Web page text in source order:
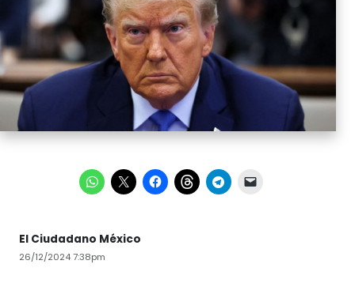
El Ciudadano México
26/12/2024 7:38pm